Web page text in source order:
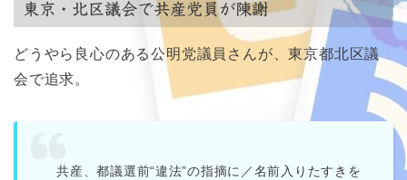
東京・北区議会で共産党員が陳謝
どうやら良心のある公明党議員さんが、東京都北区議
会で追求。
共産、都議選前“違法”の指摘に／名前入りたすきを